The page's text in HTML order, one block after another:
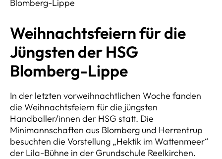
Weihnachtsfeiern für die
Jüngsten der HSG
Blomberg-Lippe
In der letzten vorweihnachtlichen Woche fanden
die Weihnachtsfeiern für die jüngsten
Handballer/innen der HSG statt. Die
Minimannschaften aus Blomberg und Herrentrup
besuchten die Vorstellung „Hektik im Wattenmeer“
der Lila-Bühne in der Grundschule Reelkirchen.